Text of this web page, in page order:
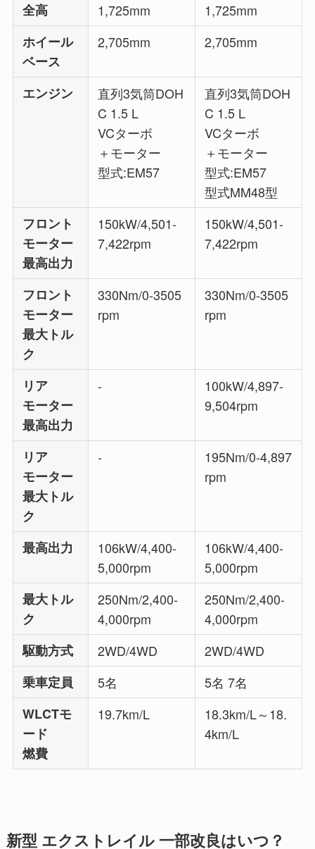
全高
1,725mm
1,725mm
ホイール
ベース
2,705mm 2,705mm
エンジン
直列3気筒DOH
C 1.5 L
VCターボ
＋モーター
型式:EM57
直列3気筒DOH
C 1.5 L
VCターボ
＋モーター
型式:EM57
型式MM48型
フロント
モーター
最高出力
150kW/4,501-
7,422rpm
150kW/4,501-
7,422rpm
フロント
モーター
最大トル
ク
330Nm/0-3505
rpm
330Nm/0-3505
rpm
リア
モーター
最高出力
-
100kW/4,897-
9,504rpm
リア
モーター
最大トル
ク
-
195Nm/0-4,897
rpm
最高出力
106kW/4,400-
5,000rpm
106kW/4,400-
5,000rpm
最大トル
ク
250Nm/2,400-
4,000rpm
250Nm/2,400-
4,000rpm
駆動方式
2WD/4WD
2WD/4WD
乗車定員
5名
5名 7名
WLCTモ
ード
燃費
19.7km/L
18.3km/L～18.
4km/L
新型 エクストレイル 一部改良はいつ？